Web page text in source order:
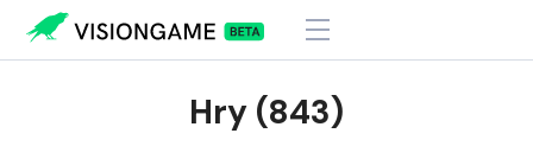
Hry (843)